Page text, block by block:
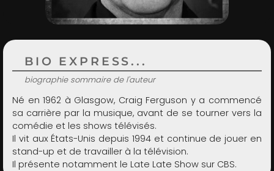
BIO EXPRESS...
biographie sommaire de l'auteur
Né en 1962 à Glasgow, Craig Ferguson y a commencé
sa carrière par la musique, avant de se tourner vers la
comédie et les shows télévisés.
Il vit aux États-Unis depuis 1994 et continue de jouer en
stand-up et de travailler à la télévision.
Il présente notamment le Late Late Show sur CBS.